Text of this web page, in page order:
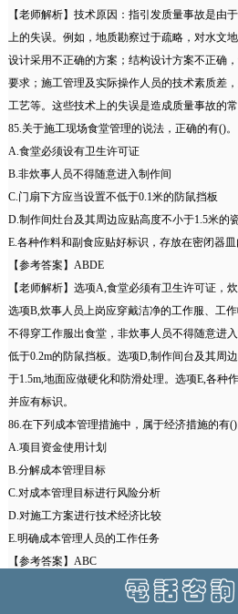
【老师解析】技术原因：指引发质量事故是由
上的失误。例如，地质勘察过于疏略，对水文
设计采用不正确的方案；结构设计方案不正确
要求；施工管理及实际操作人员的技术素质差
工艺等。这些技术上的失误是造成质量事故的
85.关于施工现场食堂管理的说法，正确的有()。
A.食堂必须设有卫生许可证
B.非炊事人员不得随意进入制作间
C.门扇下方应当设置不低于0.1米的防鼠挡板
D.制作间灶台及其周边应贴高度不小于1.5米的
E.各种作料和副食应贴好标识，存放在密闭器皿
【参考答案】ABDE
【老师解析】选项A,食堂必须有卫生许可证，
选项B,炊事人员上岗应穿戴洁净的工作服、工
不得穿工作服出食堂，非炊事人员不得随意进
低于0.2m的防鼠挡板。选项D,制作间台及其周
于1.5m,地面应做硬化和防滑处理。选项E,各种
并应有标识。
86.在下列成本管理措施中，属于经济措施的有()
A.项目资金使用计划
B.分解成本管理目标
C.对成本管理目标进行风险分析
D.对施工方案进行技术经济比较
E.明确成本管理人员的工作任务
【参考答案】ABC
【老师解析】经济措施是最易为人们所接受和
使用计划，确定、分解成本管理目标。对成本